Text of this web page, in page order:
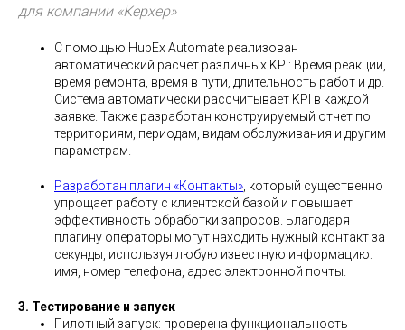
для компании «Керхер»
С помощью HubEx Automate реализован
автоматический расчет различных KPI: Время реакции,
время ремонта, время в пути, длительность работ и др.
Система автоматически рассчитывает KPI в каждой
заявке. Также разработан конструируемый отчет по
территориям, периодам, видам обслуживания и другим
параметрам.
Разработан плагин «Контакты» , который существенно
упрощает работу с клиентской базой и повышает
эффективность обработки запросов. Благодаря
плагину операторы могут находить нужный контакт за
секунды, используя любую известную информацию:
имя, номер телефона, адрес электронной почты.
3. Тестирование и запуск
Пилотный запуск: проверена функциональность